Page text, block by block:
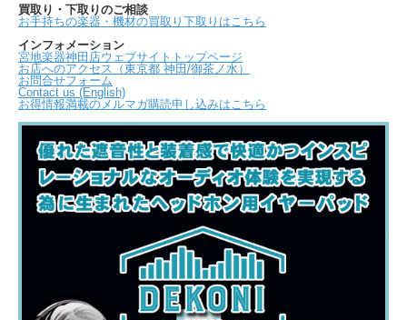
買取り・下取りのご相談
お手持ちの楽器・機材の買取り下取りはこちら
インフォメーション
宮地楽器神田店ウェブサイトトップページ
お店へのアクセス（東京都 神田/御茶ノ水）
お問合せフォーム
Contact us (English)
お得情報満載のメルマガ購読申し込みはこちら